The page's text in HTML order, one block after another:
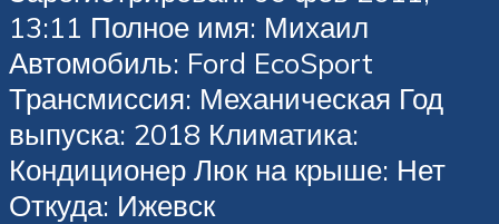
13:11 Полное имя: Михаил
Автомобиль: Ford EcoSport
Трансмиссия: Механическая Год
выпуска: 2018 Климатика:
Кондиционер Люк на крыше: Нет
Откуда: Ижевск